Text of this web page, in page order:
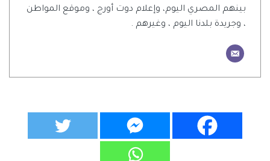
بينهم المصري اليوم، وإعلام دوت أورج ، وموقع المواطن
، وجريدة بلدنا اليوم ، وغيرهم .